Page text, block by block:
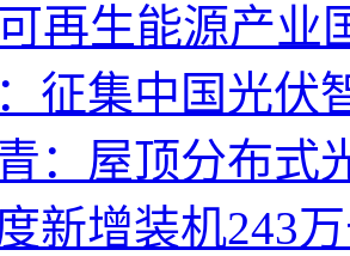
再生能源产业
征集中国光伏
：屋顶分布式
新增装机243